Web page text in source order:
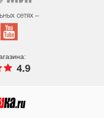
сетях –
4.9